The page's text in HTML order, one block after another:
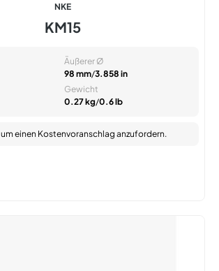
NKE
KM15
Äußerer Ø
98 mm/3.858 in
Gewicht
0.27 kg/0.6 lb
um einen Kostenvoranschlag anzufordern.